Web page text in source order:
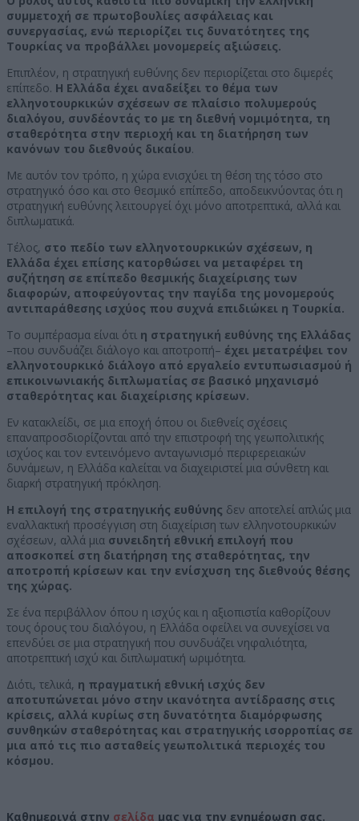
συμμετοχή σε πρωτοβουλίες ασφάλειας και
συνεργασίας, ενώ περιορίζει τις δυνατότητες της
Τουρκίας να προβάλλει μονομερείς αξιώσεις.
Επιπλέον, η στρατηγική ευθύνης δεν περιορίζεται στο διμερές
επίπεδο. Η Ελλάδα έχει αναδείξει το θέμα των
ελληνοτουρκικών σχέσεων σε πλαίσιο πολυμερούς
διαλόγου, συνδέοντάς το με τη διεθνή νομιμότητα, τη
σταθερότητα στην περιοχή και τη διατήρηση των
κανόνων του διεθνούς δικαίου.
Με αυτόν τον τρόπο, η χώρα ενισχύει τη θέση της τόσο στο
στρατηγικό όσο και στο θεσμικό επίπεδο, αποδεικνύοντας ότι η
στρατηγική ευθύνης λειτουργεί όχι μόνο αποτρεπτικά, αλλά και
διπλωματικά.
Τέλος, στο πεδίο των ελληνοτουρκικών σχέσεων, η
Ελλάδα έχει επίσης κατορθώσει να μεταφέρει τη
συζήτηση σε επίπεδο θεσμικής διαχείρισης των
διαφορών, αποφεύγοντας την παγίδα της μονομερούς
αντιπαράθεσης ισχύος που συχνά επιδιώκει η Τουρκία.
Το συμπέρασμα είναι ότι η στρατηγική ευθύνης της Ελλάδας
–που συνδυάζει διάλογο και αποτροπή– έχει μετατρέψει τον
ελληνοτουρκικό διάλογο από εργαλείο εντυπωσιασμού ή
επικοινωνιακής διπλωματίας σε βασικό μηχανισμό
σταθερότητας και διαχείρισης κρίσεων.
Εν κατακλείδι, σε μια εποχή όπου οι διεθνείς σχέσεις
επαναπροσδιορίζονται από την επιστροφή της γεωπολιτικής
ισχύος και τον εντεινόμενο ανταγωνισμό περιφερειακών
δυνάμεων, η Ελλάδα καλείται να διαχειριστεί μια σύνθετη και
διαρκή στρατηγική πρόκληση.
Η επιλογή της στρατηγικής ευθύνης δεν αποτελεί απλώς μια
εναλλακτική προσέγγιση στη διαχείριση των ελληνοτουρκικών
σχέσεων, αλλά μια συνειδητή εθνική επιλογή που
αποσκοπεί στη διατήρηση της σταθερότητας, την
αποτροπή κρίσεων και την ενίσχυση της διεθνούς θέσης
της χώρας.
Σε ένα περιβάλλον όπου η ισχύς και η αξιοπιστία καθορίζουν
τους όρους του διαλόγου, η Ελλάδα οφείλει να συνεχίσει να
επενδύει σε μια στρατηγική που συνδυάζει νηφαλιότητα,
αποτρεπτική ισχύ και διπλωματική ωριμότητα.
Διότι, τελικά, η πραγματική εθνική ισχύς δεν
αποτυπώνεται μόνο στην ικανότητα αντίδρασης στις
κρίσεις, αλλά κυρίως στη δυνατότητα διαμόρφωσης
συνθηκών σταθερότητας και στρατηγικής ισορροπίας σε
μια από τις πιο ασταθείς γεωπολιτικά περιοχές του
κόσμου.
Καθημερινά στην σελίδα μας για την ενημέρωση σας.